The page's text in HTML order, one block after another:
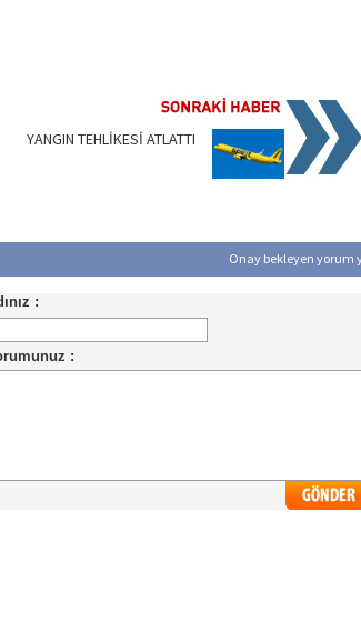
YANGIN TEHLİKESİ ATLATTI
Onay bekleyen yorum